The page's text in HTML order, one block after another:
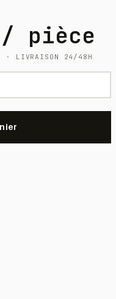
/ pièce
· LIVRAISON 24/48H